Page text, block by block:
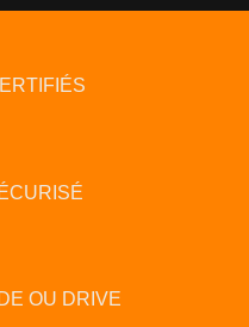
OU DRIVE